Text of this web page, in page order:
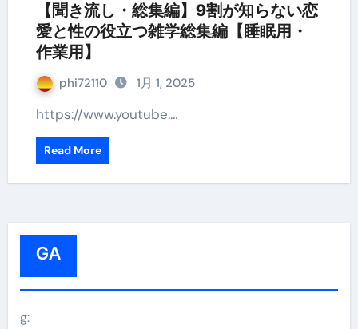
【聞き流し・総集編】9割が知らない恋
愛と性の役立つ雑学総集編【睡眠用・
作業用】
phi72110 1月 1, 2025
https://www.youtube.…
Read More
GA
g: